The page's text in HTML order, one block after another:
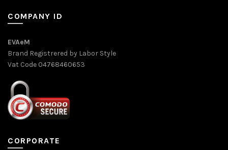
COMPANY ID
EVAeM
Brand Registrered by Labor Style
Vat Code 04768460653
CORPORATE